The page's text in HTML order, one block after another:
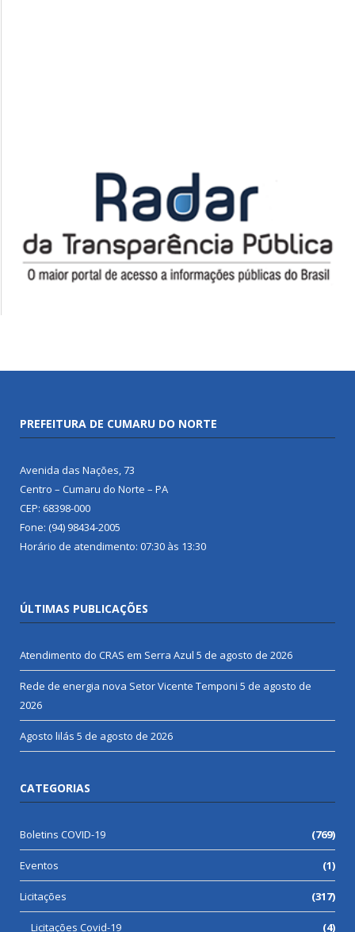
PREFEITURA DE CUMARU DO NORTE
Avenida das Nações, 73
Centro – Cumaru do Norte – PA
CEP: 68398-000
Fone: (94) 98434-2005
Horário de atendimento: 07:30 às 13:30
ÚLTIMAS PUBLICAÇÕES
Atendimento do CRAS em Serra Azul 5 de agosto de 2026
Rede de energia nova Setor Vicente Temponi 5 de agosto de
2026
Agosto lilás 5 de agosto de 2026
CATEGORIAS
Boletins COVID-19 (769)
Eventos (1)
Licitações (317)
Licitações Covid-19 (4)